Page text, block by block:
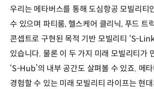
우리는 메타버스를 통해 도심항공 모빌리티
수 있으며 파티룸, 헬스케어 클리닉, 푸드 트
콘셉트로 구현된 목적 기반 모빌리티 ‘S-
있습니다. 물론 이 두 가지 미래 모빌리티가
‘S-Hub’의 내부 공간도 살펴볼 수 있죠. 메
경험할 수 있는 미래 모빌리티 라이프는 현